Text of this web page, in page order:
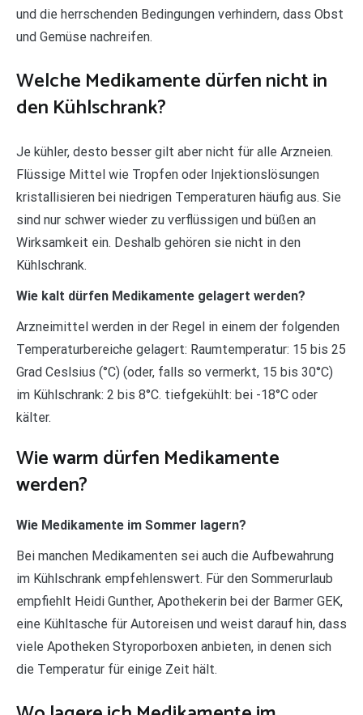
und die herrschenden Bedingungen verhindern, dass Obst
und Gemüse nachreifen.
Welche Medikamente dürfen nicht in
den Kühlschrank?
Je kühler, desto besser gilt aber nicht für alle Arzneien.
Flüssige Mittel wie Tropfen oder Injektionslösungen
kristallisieren bei niedrigen Temperaturen häufig aus. Sie
sind nur schwer wieder zu verflüssigen und büßen an
Wirksamkeit ein. Deshalb gehören sie nicht in den
Kühlschrank.
Wie kalt dürfen Medikamente gelagert werden?
Arzneimittel werden in der Regel in einem der folgenden
Temperaturbereiche gelagert: Raumtemperatur: 15 bis 25
Grad Ceslsius (°C) (oder, falls so vermerkt, 15 bis 30°C)
im Kühlschrank: 2 bis 8°C. tiefgekühlt: bei -18°C oder
kälter.
Wie warm dürfen Medikamente
werden?
Wie Medikamente im Sommer lagern?
Bei manchen Medikamenten sei auch die Aufbewahrung
im Kühlschrank empfehlenswert. Für den Sommerurlaub
empfiehlt Heidi Gunther, Apothekerin bei der Barmer GEK,
eine Kühltasche für Autoreisen und weist darauf hin, dass
viele Apotheken Styroporboxen anbieten, in denen sich
die Temperatur für einige Zeit hält.